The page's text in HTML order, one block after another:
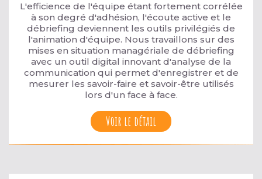
L'efficience de l'équipe étant fortement corrélée
à son degré d'adhésion, l'écoute active et le
débriefing deviennent les outils privilégiés de
l'animation d'équipe. Nous travaillons sur des
mises en situation managériale de débriefing
avec un outil digital innovant d'analyse de la
communication qui permet d'enregistrer et de
mesurer les savoir-faire et savoir-être utilisés
lors d'un face à face.
Voir le détail